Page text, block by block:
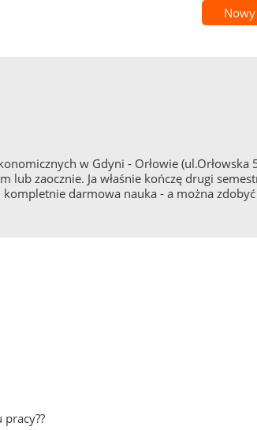
w Gdyni - Orłowie
lub zaocznie. Ja właśnie kończę drugi
darmowa nauka - a można